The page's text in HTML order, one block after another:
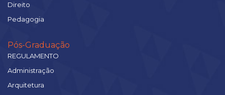
Direito
Pedagogia
Pós-Graduação
REGULAMENTO
Administração
Arquitetura